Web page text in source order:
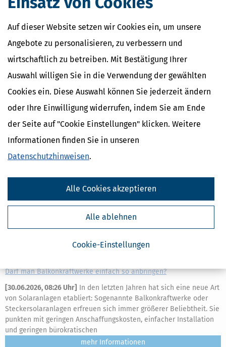
Auf dieser Website setzen wir Cookies ein, um unsere
Angebote zu personalisieren, zu verbessern und
wirtschaftlich zu betreiben. Mit Bestätigung Ihrer
Auswahl willigen Sie in die Verwendung der gewählten
Cookies ein. Diese Auswahl können Sie jederzeit ändern
oder Ihre Einwilligung widerrufen, indem Sie am Ende
der Seite auf "Cookie Einstellungen" klicken. Weitere
Informationen finden Sie in unseren
Datenschutzhinweisen.
Cookie-Einstellungen
Alle ablehnen
Alle Cookies akzeptieren
Mieterstrom: Vorsteuerabzug für PV-Anlage
02.07.2026, 09:08 Uhr]Die Lieferung von Mieterstrom stellt eine
selbstständige Hauptleistung dar, sagt das FG Münster. Das
bedeutet, dass Vermieter, die eine Photovoltaikanlage (PV-Anlage)
anschaffen, zum Vorsteuerabzug berechtigt sind.
mehr
Darf man Balkonkraftwerke einfach so anbringen?
[30.06.2026, 08:26 Uhr] In den letzten Jahren hat sich eine neue Art
von Solaranlagen etabliert: Sogenannte Balkonkraftwerke oder
Steckersolaranlagen erfreuen sich immer größerer Beliebtheit. Sie
punkten mit geringen Anschaffungskosten, einfacher Installation
und geringen bürokratischen
mehr